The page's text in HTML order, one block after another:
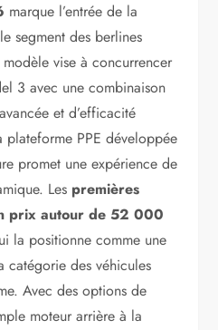
marque l’entrée de la
segment des berlines
vise à concurrencer
3 avec une combinaison
et d’efficacité
plateforme PPE développée
promet une expérience de
Les premières
prix autour de 52 000
la positionne comme une
catégorie des véhicules
Avec des options de
moteur arrière à la